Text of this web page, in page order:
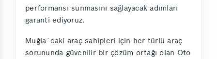
performansı sunmasını sağlayacak adımları
garanti ediyoruz.
Muğla´daki araç sahipleri için her türlü araç
sorununda güvenilir bir çözüm ortağı olan Oto